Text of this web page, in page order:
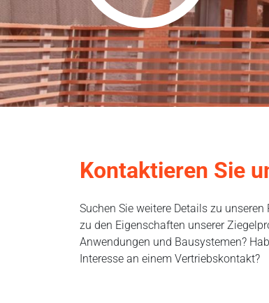
Kontaktieren Sie
Suchen Sie weitere Details zu unseren
zu den Eigenschaften unserer
Anwendungen und Bausystemen?
Interesse an einem Vertriebskontakt?